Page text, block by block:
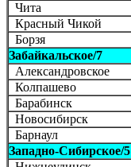
Чита
Красный Чикой
Борзя
Забайкальское/7
Александровское
Колпашево
Барабинск
Новосибирск
Барнаул
Западно-Сибирское/5